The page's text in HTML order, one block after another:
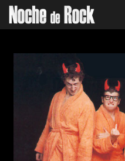
Contacto